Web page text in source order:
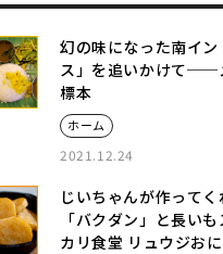
幻の味になった南イ
ス」を追いかけて──
標本
ホーム
2021.12.24
じいちゃんが作って
「バクダン」と長い
カリ食堂 リュウジお